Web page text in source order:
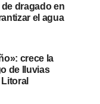
dragado en
el agua
crece la
de lluvias